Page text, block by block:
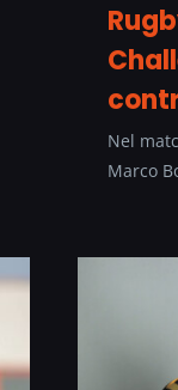
Nel
Marco